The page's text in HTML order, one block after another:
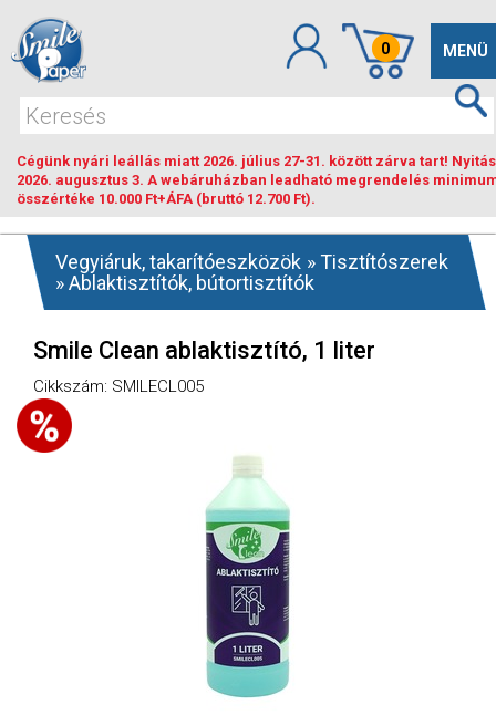
Toggle
MENÜ
0
Cégünk nyári leállás miatt 2026. július 27-31. között zárva tart!
2026. augusztus 3. A webáruházban leadható megrendelés
összértéke 10.000 Ft+ÁFA (bruttó 12.700 Ft).
Vegyiáruk, takarítóeszközök »Tisztítószerek
»Ablaktisztítók, bútortisztítók
Smile Clean ablaktisztító, 1 liter
Cikkszám: SMILECL005